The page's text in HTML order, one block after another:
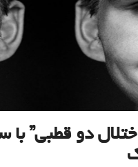
دو قطبی” با